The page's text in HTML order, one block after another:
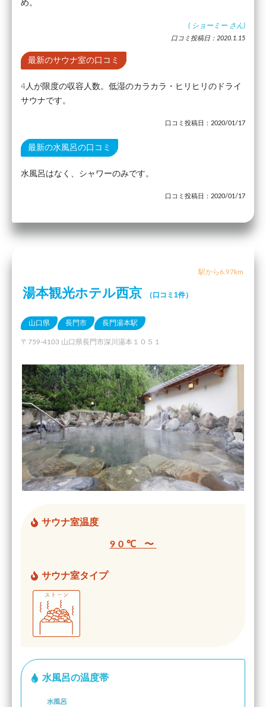
め。
( ショーミー さん)
口コミ投稿日：2020.1.15
最新のサウナ室の口コミ
4人が限度の収容人数。低湿のカラカラ・ヒリヒリのドライ
サウナです。
口コミ投稿日：2020/01/17
最新の水風呂の口コミ
水風呂はなく、シャワーのみです。
口コミ投稿日：2020/01/17
駅から6.97km
湯本観光ホテル西京 （口コミ1件）
山口県 長門市 長門湯本駅
〒759-4103 山口県長門市深川湯本１０５１
サウナ室温度
90℃ 〜
サウナ室タイプ
水風呂の温度帯